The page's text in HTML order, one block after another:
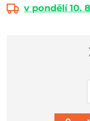
v pondělí 10.